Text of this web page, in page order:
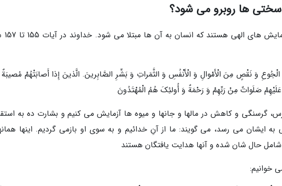
سختی ها روبرو می شود؟
سختی
وَ نَقْصٍ مِنَ الْأَمْوالِ وَ الْأَنْفُسِ وَ الثَّمَراتِ وَ بَشِّرِ الصَّابِرینَ. الَّذینَ إِذا أَصابَتْهُمْ مُصیبَةٌ
عَلَیْهِمْ صَلَواتٌ مِنْ رَبِّهِمْ وَ رَحْمَةٌ وَ أُولئِکَ هُمُ الْمُهْتَدُونَ
گرسنگی و کاهش در مالها و جانها و میوه ها آزمایش می کنیم و بشارت ده به
به ایشان می رسد، می گویند: ما از آنِ خدائیم و به سوی او بازمی گردیم. اینها
حال شان شده و آنها هدایت یافتگان هستند